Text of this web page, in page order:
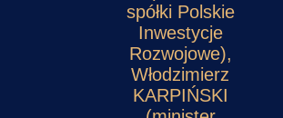
spółki Polskie
Inwestycje
Rozwojowe),
Włodzimierz
KARPIŃSKI